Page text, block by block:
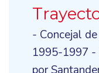
- Concejal
1995-1997 -